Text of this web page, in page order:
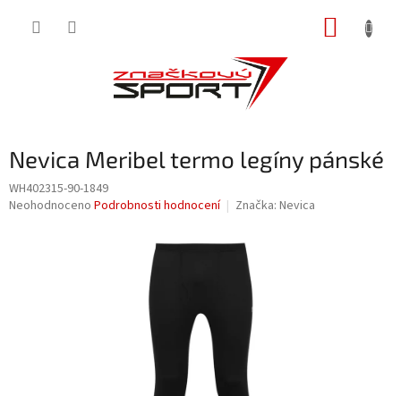
Nevica Meribel termo legíny pánské
WH402315-90-1849
Průměrné
Neohodnoceno Podrobnosti hodnocení Značka: Nevica